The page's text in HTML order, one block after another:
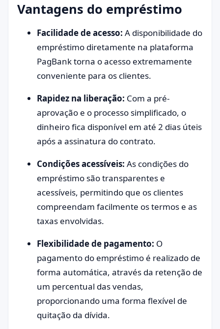
Vantagens do empréstimo
Facilidade de acesso: A disponibilidade do
empréstimo diretamente na plataforma
PagBank torna o acesso extremamente
conveniente para os clientes.
Rapidez na liberação: Com a pré-
aprovação e o processo simplificado, o
dinheiro fica disponível em até 2 dias úteis
após a assinatura do contrato.
Condições acessíveis: As condições do
empréstimo são transparentes e
acessíveis, permitindo que os clientes
compreendam facilmente os termos e as
taxas envolvidas.
Flexibilidade de pagamento: O
pagamento do empréstimo é realizado de
forma automática, através da retenção de
um percentual das vendas,
proporcionando uma forma flexível de
quitação da dívida.